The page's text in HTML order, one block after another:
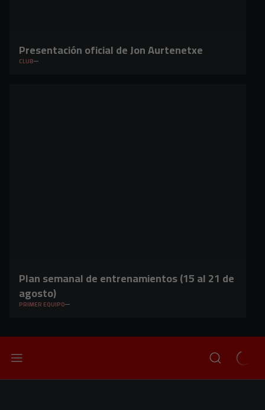
Presentación oficial de Jon Aurtenetxe
CLUB
Plan semanal de entrenamientos (15 al 21 de
agosto)
PRIMER EQUIPO